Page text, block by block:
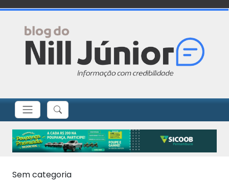
Sem categoria